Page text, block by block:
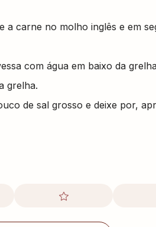
a carne no molho inglês e em
com água em baixo da
grelha.
de sal grosso e deixe por,